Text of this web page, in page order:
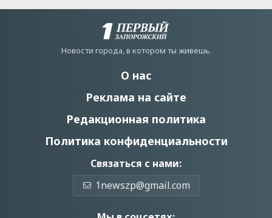
Новости города, в котором ты живешь.
О нас
Реклама на сайте
Редакционная политика
Политика конфиденциальности
Связаться с нами:
1newszp@gmail.com